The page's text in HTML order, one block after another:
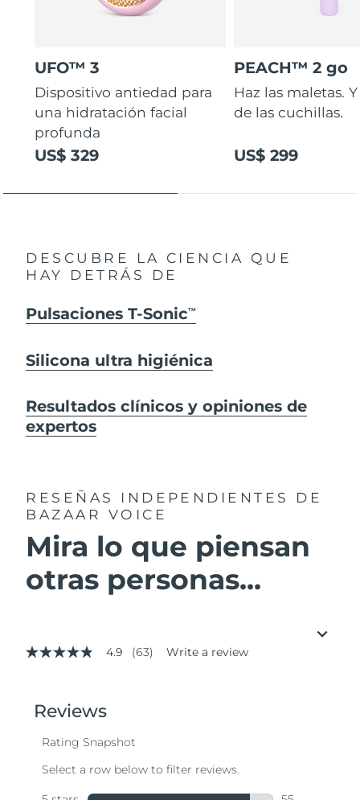
UFO™ 3
Dispositivo antiedad para
una hidratación facial
profunda
US$ 329
PEACH™ 2 go
Haz las maletas.
de las cuchillas.
US$ 299
DESCUBRE LA CIENCIA QUE
HAY DETRÁS DE
Pulsaciones T-SonicTM
Silicona ultra higiénica
Resultados clínicos y opiniones de
expertos
RESEÑAS INDEPENDIENTES
DE
BAZAAR VOICE
Mira lo que piensan
otras personas...
4.9
stars,
average
value.
4.9 (63) Write a review